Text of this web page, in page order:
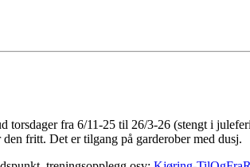
torsdager fra 6/11-25 til 26/3-26 (stengt i
fritt. Det er tilgang på garderober med dusj.